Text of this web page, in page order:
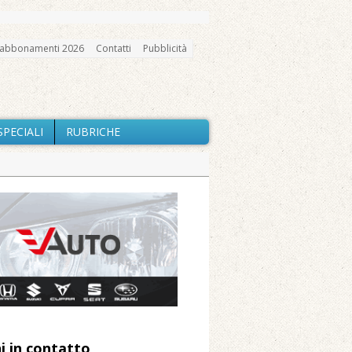
2026 Contatti Pubblicità
RUBRICHE
e chiusi tutti i sentieri
Barone